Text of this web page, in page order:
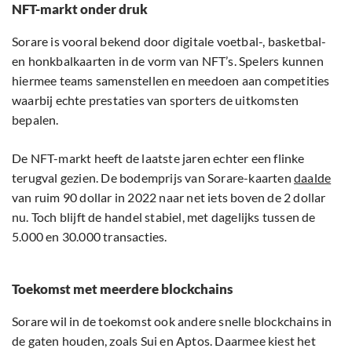
NFT-markt onder druk
Sorare is vooral bekend door digitale voetbal-, basketbal-
en honkbalkaarten in de vorm van NFT’s. Spelers kunnen
hiermee teams samenstellen en meedoen aan competities
waarbij echte prestaties van sporters de uitkomsten
bepalen.
De NFT-markt heeft de laatste jaren echter een flinke
terugval gezien. De bodemprijs van Sorare-kaartendaalde
van ruim 90 dollar in 2022 naar net iets boven de 2 dollar
nu. Toch blijft de handel stabiel, met dagelijks tussen de
5.000 en 30.000 transacties.
Toekomst met meerdere blockchains
Sorare wil in de toekomst ook andere snelle blockchains in
de gaten houden, zoals Sui en Aptos. Daarmee kiest het